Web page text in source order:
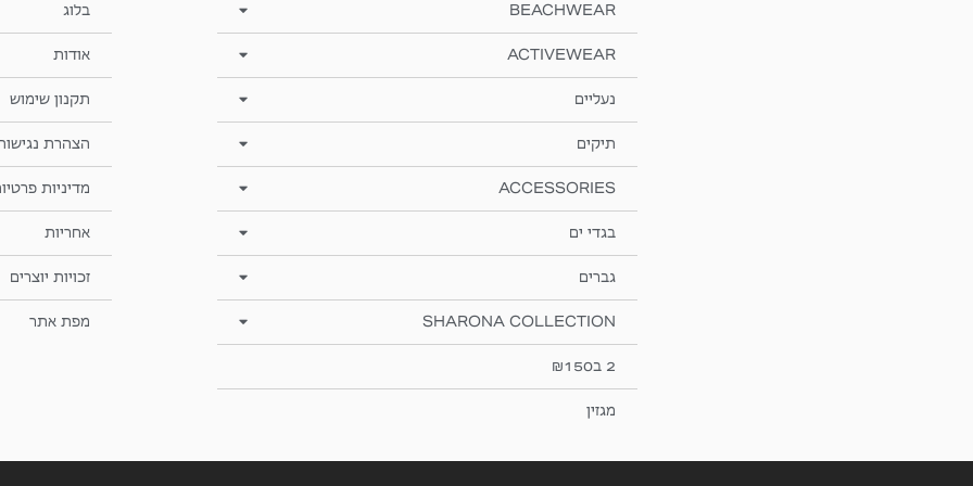
BEACHWEAR
ACTIVEWEAR
נעליים
תיקים
ACCESSORIES
בגדי ים
גברים
SHARONA COLLECTION
2 ב₪150
מגזין
בלוג
אודות
תקנון שימוש
הצהרת
מדיניות
אחריות
זכויות יוצרים
מפת אתר